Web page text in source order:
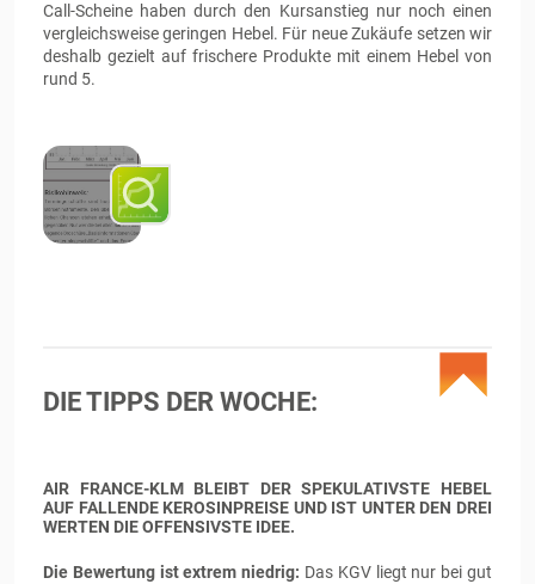
Call-Scheine haben durch den Kursanstieg nur noch einen
vergleichsweise geringen Hebel. Für neue Zukäufe setzen wir
deshalb gezielt auf frischere Produkte mit einem Hebel von
rund 5.
DIE TIPPS DER WOCHE:
AIR FRANCE-KLM BLEIBT DER SPEKULATIVSTE HEBEL
AUF FALLENDE KEROSINPREISE UND IST UNTER DEN DREI
WERTEN DIE OFFENSIVSTE IDEE.
Die Bewertung ist extrem niedrig: Das KGV liegt nur bei gut